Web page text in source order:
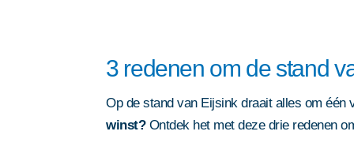
servicevoorwaarden
van
servicevoorwaarden
van
servicevoorwaarden van
Door dit formulier in te dienen
reCAPTCHA; het
privacybeleid
van
3 redenen om de stand
Op de stand van Eijsink draait alles om één
winst? Ontdek het met deze drie redenen